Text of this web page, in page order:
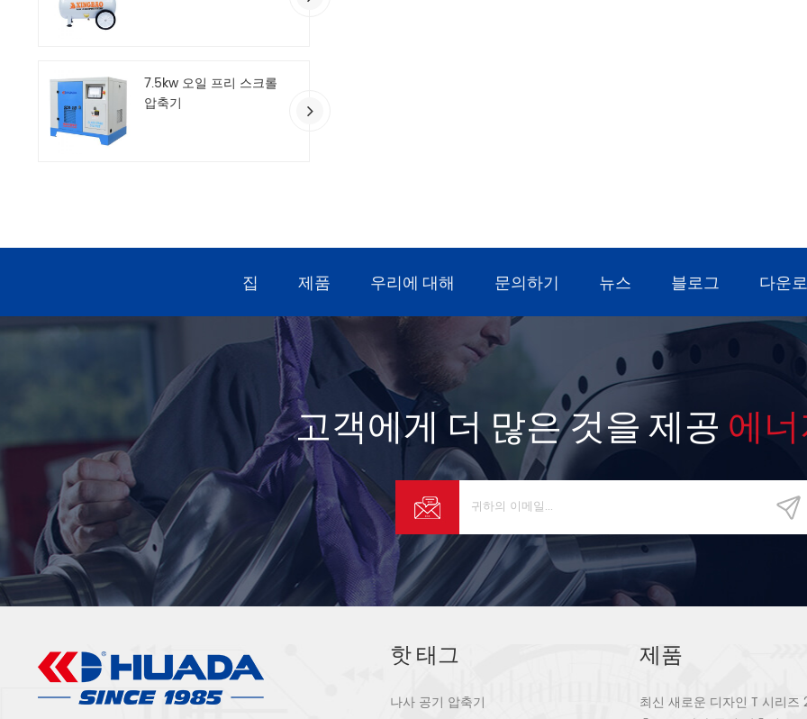
7.5kw 오일 프리 스크롤
압축기
집 제품 우리에 대해 문의하기 뉴스 블로그 다운
고객에게 더 많은 것을 제공 에
핫 태그
나사 공기 압축기
제품
최신 새로운 디자인 T 시리즈